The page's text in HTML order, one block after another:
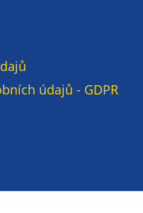
údajů - GDPR
Reklamní
cookies
vhodné obsahy